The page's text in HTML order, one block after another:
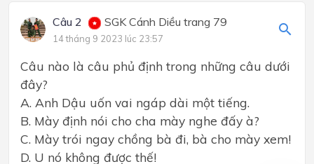
Câu 2 SGK Cánh Diều trang 79
14 tháng 9 2023 lúc 23:57
Câu nào là câu phủ định trong những câu dưới
đây?
A. Anh Dậu uốn vai ngáp dài một tiếng.
B. Mày định nói cho cha mày nghe đấy à?
C. Mày trói ngay chồng bà đi, bà cho mày xem!
D. U nó không được thế!